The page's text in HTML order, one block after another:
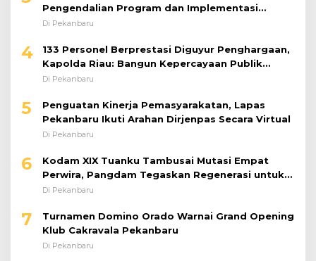
Pengendalian Program dan Implementasi
Doktrin TNI AD
Di Pekanbaru
4
133 Personel Berprestasi Diguyur Penghargaan,
Kapolda Riau: Bangun Kepercayaan Publik
dengan Karya Nyata
Di Pekanbaru
5
Penguatan Kinerja Pemasyarakatan, Lapas
Pekanbaru Ikuti Arahan Dirjenpas Secara Virtual
Di Pekanbaru
6
Kodam XIX Tuanku Tambusai Mutasi Empat
Perwira, Pangdam Tegaskan Regenerasi untuk
Perkuat Kinerja Satuan
Di Pekanbaru
7
Turnamen Domino Orado Warnai Grand Opening
Klub Cakravala Pekanbaru
Di Pekanbaru